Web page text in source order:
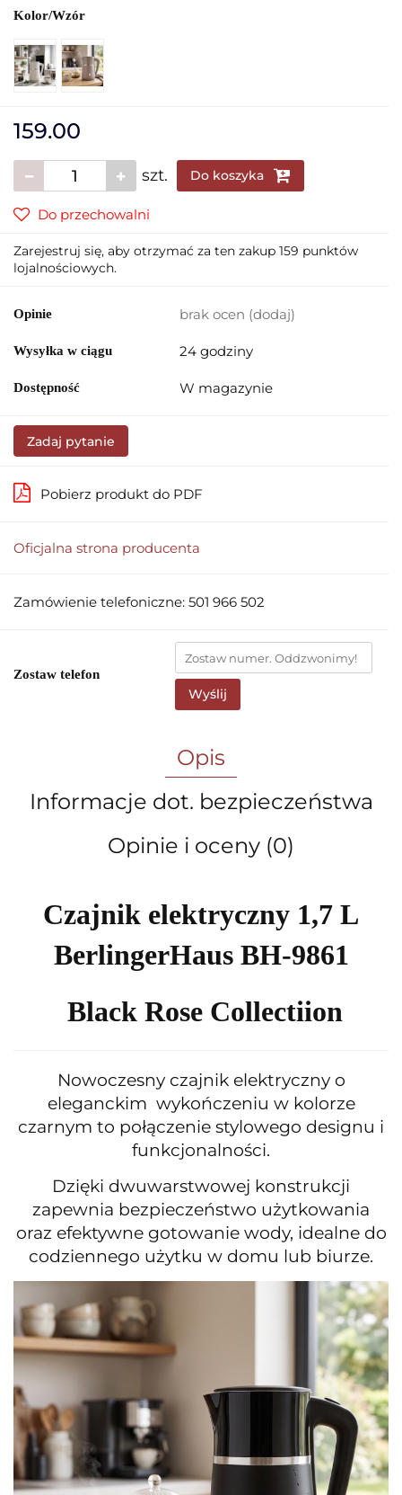
Kolor/Wzór
159.00
szt. Do koszyka
Do przechowalni
Zarejestruj się, aby otrzymać za ten zakup 159 punktów
lojalnościowych.
Opinie brak ocen (dodaj)
Wysyłka w ciągu 24 godziny
Dostępność W magazynie
Zadaj pytanie
Pobierz produkt do PDF
Oficjalna strona producenta
Zamówienie telefoniczne: 501 966 502
Zostaw telefon
Wyślij
Opis
Informacje dot. bezpieczeństwa
Opinie i oceny (0)
Czajnik elektryczny 1,7 L
BerlingerHaus BH-9861
Black Rose Collectiion
Nowoczesny czajnik elektryczny o
eleganckim wykończeniu w kolorze
czarnym to połączenie stylowego designu i
funkcjonalności.
Dzięki dwuwarstwowej konstrukcji
zapewnia bezpieczeństwo użytkowania
oraz efektywne gotowanie wody, idealne do
codziennego użytku w domu lub biurze.